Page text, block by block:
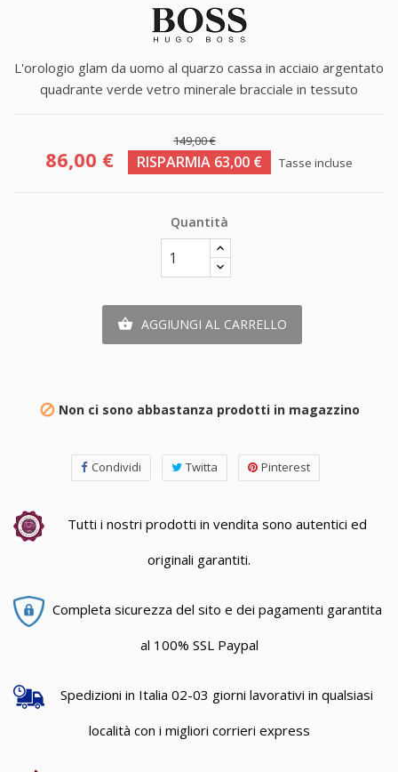
L'orologio glam da uomo al quarzo cassa in acciaio argentato
quadrante verde vetro minerale bracciale in tessuto
149,00 €
86,00 € RISPARMIA 63,00 € Tasse incluse
Quantità
 AGGIUNGI AL CARRELLO
 Non ci sono abbastanza prodotti in magazzino
Condividi Twitta Pinterest
Tutti i nostri prodotti in vendita sono autentici ed
originali garantiti.
Completa sicurezza del sito e dei pagamenti garantita
al 100% SSL Paypal
Spedizioni in Italia 02-03 giorni lavorativi in qualsiasi
località con i migliori corrieri express